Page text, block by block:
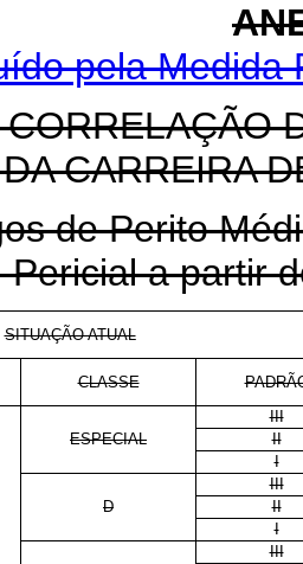
pela Medida
CARREIRA
de Perito
Pericial a partir
SITUAÇÃO ATUAL
CLASSE
ESPECIAL
III
II
I
D
III
II
I
III